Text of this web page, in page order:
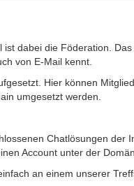
dabei die Föderation.
von E-Mail kennt.
Hier können
umgesetzt werden.
Chatlösungen der
Account unter der
an einem unserer